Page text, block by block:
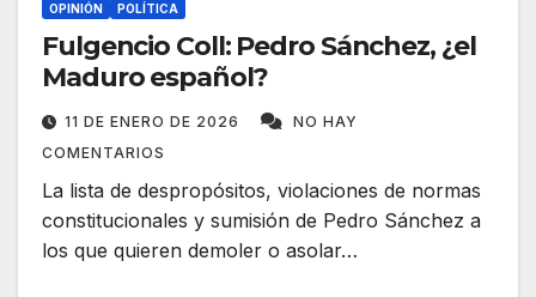
OPINIÓN POLÍTICA
Fulgencio Coll: Pedro Sánchez, ¿el
Maduro español?
11 DE ENERO DE 2026
NO HAY
COMENTARIOS
La lista de despropósitos, violaciones de normas
constitucionales y sumisión de Pedro Sánchez a
los que quieren demoler o asolar…